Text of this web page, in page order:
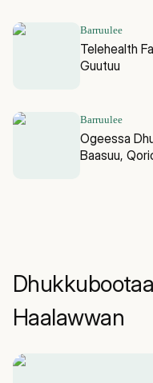
Barruulee
Telehealth
Guutuu
Barruulee
Ogeessa
Baasuu,
Haalawwan